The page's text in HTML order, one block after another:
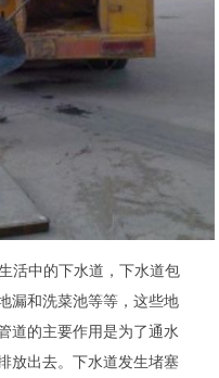
活中的下水道，下水道包
漏和洗菜池等等，这些地
道的主要作用是为了通水
放出去。下水道发生堵塞